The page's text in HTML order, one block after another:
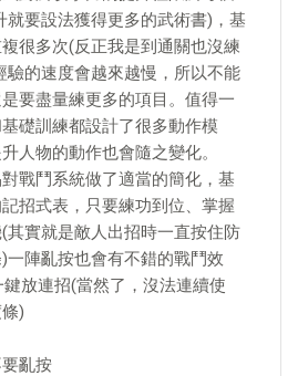
就要設法獲得更多的武術書)，基
很多次(反正我是到通關也沒練
驗的速度會越來越慢，所以不能
要盡量練更多的項目。值得一
礎訓練都設計了很多動作模
人物的動作也會隨之變化。
戰鬥系統做了適當的簡化，基
招式表，只要練功到位、掌握
其實就是敵人出招時一直按住防
一陣亂按也會有不錯的戰鬥效
放連招(當然了，沒法連續使
)
亂按